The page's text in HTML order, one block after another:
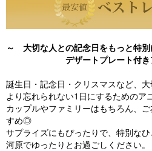
～ 大切な人との記念日をもっと特別
デザートプレート付きアニ
誕生日・記念日・クリスマスなど、
より忘れられない1日にするためのア
カップルやファミリーはもちろん、
すめ◎
サプライズにもぴったりで、特別な
河原でゆったりとお過ごしください。